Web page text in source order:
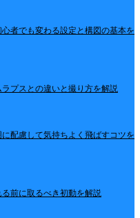
者でも変わる設定と構図の基本を
プスとの違いと撮り方を解説
配慮して気持ちよく飛ばすコツを
前に取るべき初動を解説